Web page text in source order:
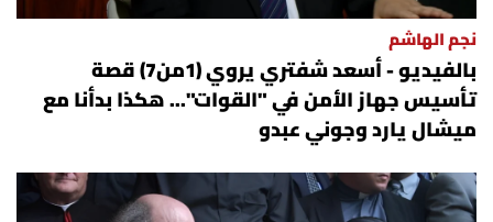
نجم الهاشم
بالفيديو - أسعد شفتري يروي (1من7) قصة
تأسيس جهاز الأمن في "القوات"... هكذا بدأنا مع
ميشال يارد وجوني عبدو